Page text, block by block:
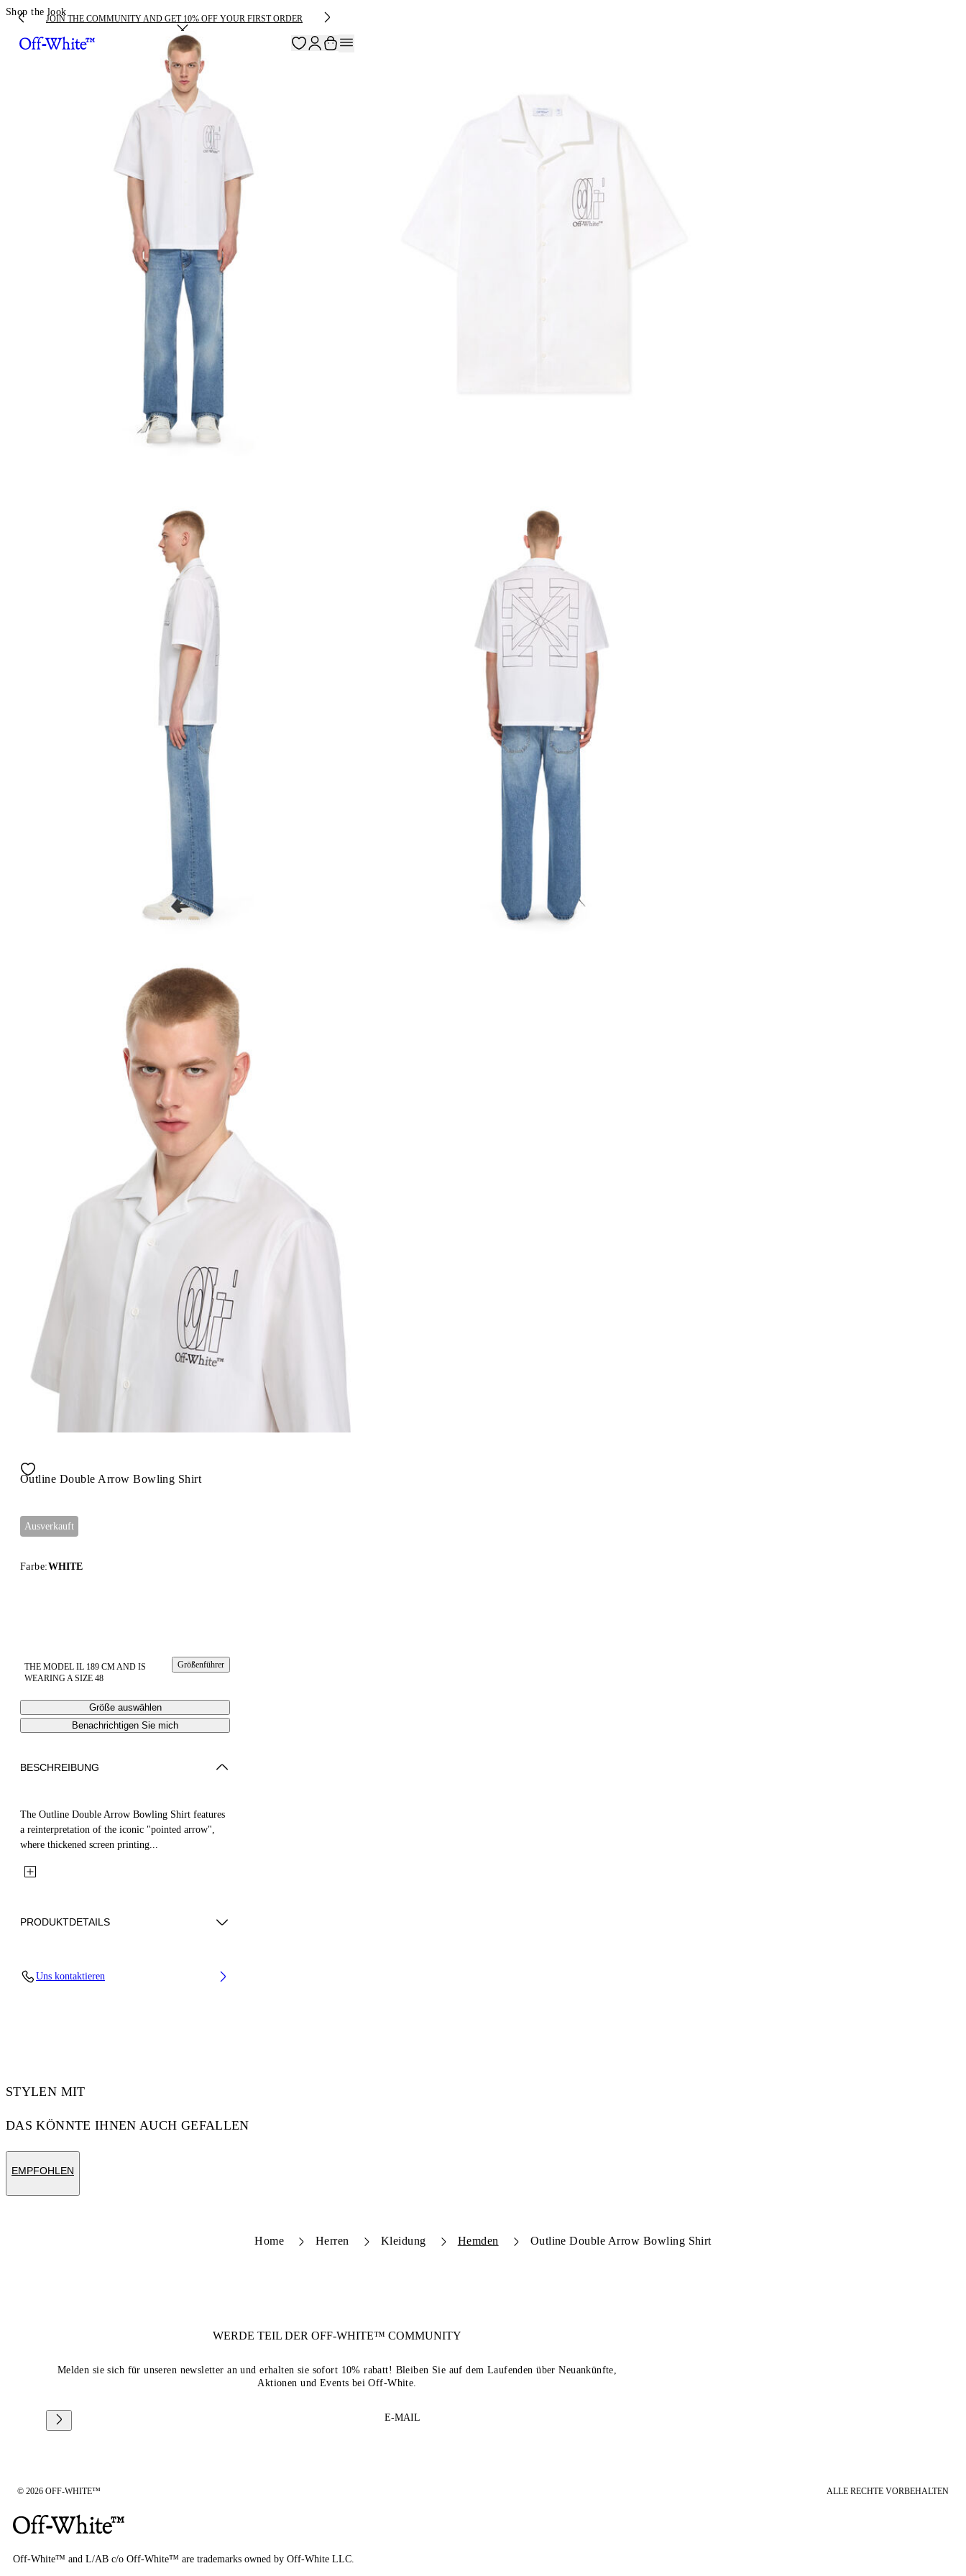
JOIN THE COMMUNITY AND GET 10% OFF YOUR FIRST ORDER
Shop the look
Outline Double Arrow Bowling Shirt
Ausverkauft
Farbe:WHITE
THE MODEL IL 189 CM AND IS
WEARING A SIZE 48
Größenführer
Größe auswählen
Benachrichtigen Sie mich
BESCHREIBUNG
The Outline Double Arrow Bowling Shirt features
a reinterpretation of the iconic "pointed arrow",
where thickened screen printing...
PRODUKTDETAILS
Uns kontaktieren
STYLEN MIT
DAS KÖNNTE IHNEN AUCH GEFALLEN
EMPFOHLEN
Home Herren Kleidung Hemden Outline Double Arrow Bowling Shirt
WERDE TEIL DEROFF-WHITE™ COMMUNITY
Melden sie sich für unseren newsletter an und erhalten sie sofort 10% rabatt! Bleiben Sie auf dem Laufenden über Neuankünfte,
Aktionen und Events bei Off-White.
E-MAIL
© 2026 OFF-WHITE™ ALLE RECHTE VORBEHALTEN
Off-White™ and L/AB c/o Off-White™ are trademarks owned by Off-White LLC.